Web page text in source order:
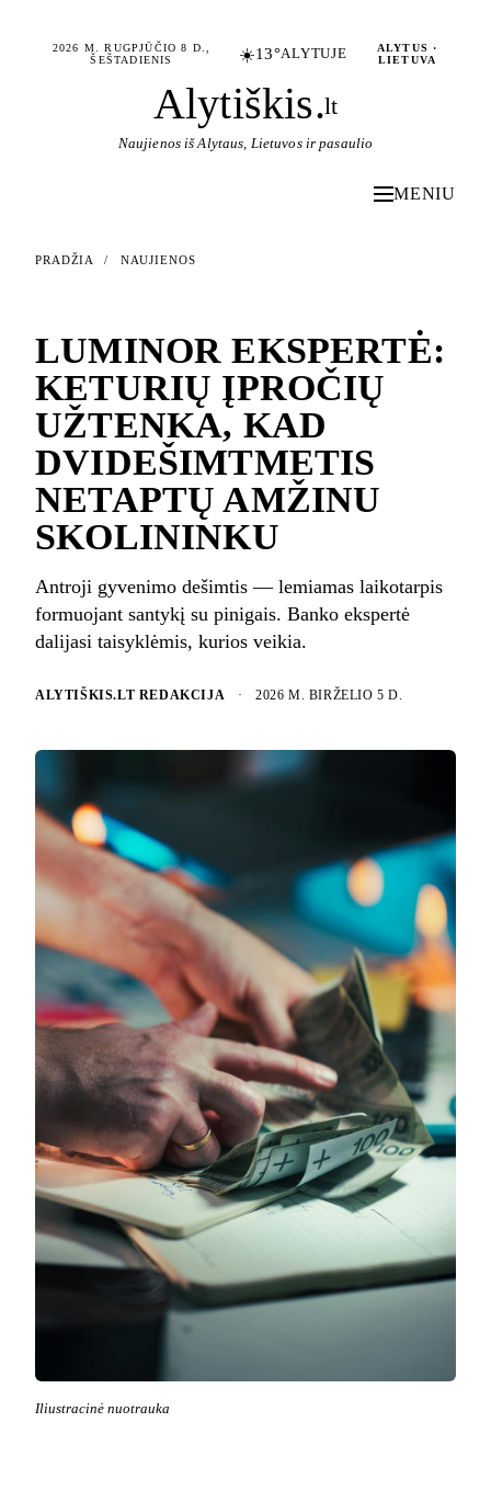
2026 M. RUGPJŪČIO 8 D.,
ŠEŠTADIENIS
☀️13°ALYTUJE
ALYTUS ·
LIETUVA
Alytiškis.lt
Naujienos iš Alytaus, Lietuvos ir pasaulio
MENIU
PRADŽIA / NAUJIENOS
LUMINOR EKSPERTĖ:
KETURIŲ ĮPROČIŲ
UŽTENKA, KAD
DVIDEŠIMTMETIS
NETAPTŲ AMŽINU
SKOLININKU
Antroji gyvenimo dešimtis — lemiamas laikotarpis
formuojant santykį su pinigais. Banko ekspertė
dalijasi taisyklėmis, kurios veikia.
ALYTIŠKIS.LT REDAKCIJA · 2026 M. BIRŽELIO 5 D.
Iliustracinė nuotrauka